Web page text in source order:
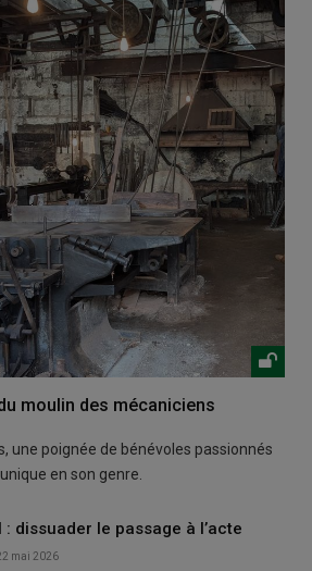
moulin des mécaniciens
une poignée de bénévoles passionnés
en son genre.
: dissuader le passage à l’acte
mai 2026